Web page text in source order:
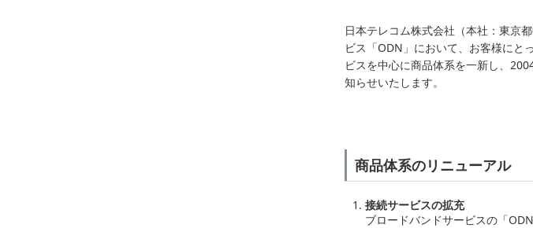
日本テレコム株式会社（本社：東京
ビス「ODN」において、お客様にと
ビスを中心に商品体系を一新し、
知らせいたします。
商品体系のリニューアル
接続サービスの拡充
ブロードバンドサービスの「